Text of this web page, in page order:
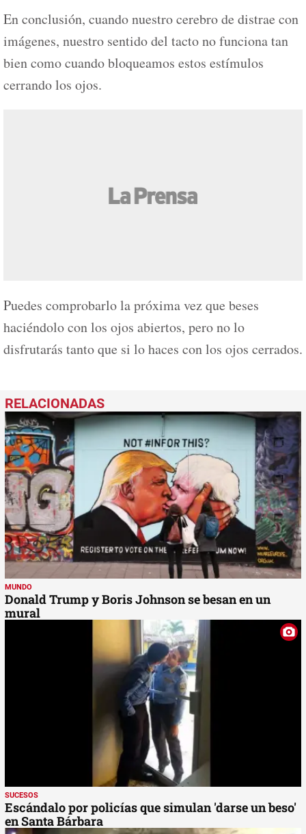
En conclusión, cuando nuestro cerebro de distrae con
imágenes, nuestro sentido del tacto no funciona tan
bien como cuando bloqueamos estos estímulos
cerrando los ojos.
Puedes comprobarlo la próxima vez que beses
haciéndolo con los ojos abiertos, pero no lo
disfrutarás tanto que si lo haces con los ojos cerrados.
MUNDO
Donald Trump y Boris Johnson se besan en un
mural
SUCESOS
Escándalo por policías que simulan 'darse un beso'
en Santa Bárbara